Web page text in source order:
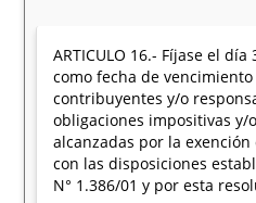
ARTICULO 16.- Fíjase el
como fecha de
contribuyentes y/o
obligaciones impositivas y/
alcanzadas por la
con las disposiciones
N° 1.386/01 y por esta